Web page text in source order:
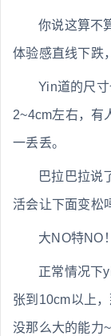
你说这算不
体验感直线下跌
Yin道的尺
2~4cm左右，有
一丢丢。
巴拉巴拉说
活会让下面变松
大NO特NO！
正常情况下
张到10cm以上
没那么大的能力~